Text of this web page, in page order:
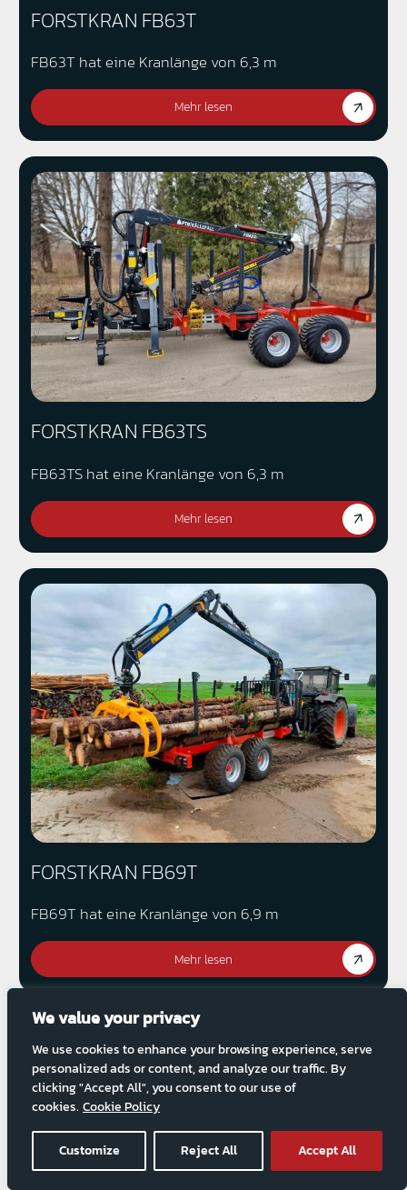
We value your privacy
We use cookies to enhance your browsing experience, serve
personalized ads or content, and analyze our traffic. By
clicking "Accept All", you consent to our use of
cookies. Cookie Policy
Customize Reject All Accept All
FORSTKRAN FB63T
FB63T hat eine Kranlänge von 6,3 m
Mehr lesen
FORSTKRAN FB63TS
FB63TS hat eine Kranlänge von 6,3 m
Mehr lesen
FORSTKRAN FB69T
FB69T hat eine Kranlänge von 6,9 m
Mehr lesen